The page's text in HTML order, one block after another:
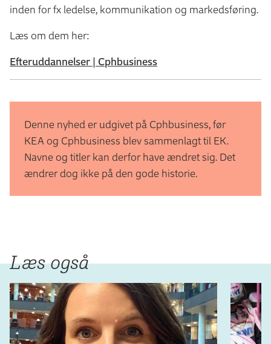
inden for fx ledelse, kommunikation og markedsføring.
Læs om dem her:
Efteruddannelser | Cphbusiness
Denne nyhed er udgivet på Cphbusiness, før
KEA og Cphbusiness blev sammenlagt til EK.
Navne og titler kan derfor have ændret sig. Det
ændrer dog ikke på den gode historie.
Læs også